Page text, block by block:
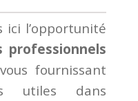
ici l’opportunité
professionnels
fournissant
utiles dans